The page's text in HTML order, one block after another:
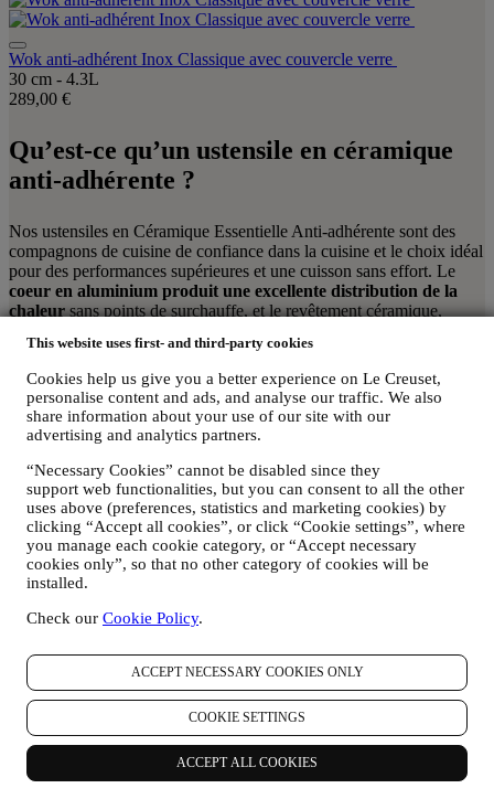
This website uses first- and third-party cookies
Cookies help us give you a better experience on Le Creuset,
personalise content and ads, and analyse our traffic. We also
share information about your use of our site with our
advertising and analytics partners.
“Necessary Cookies” cannot be disabled since they
support web functionalities, but you can consent to all the other
uses above (preferences, statistics and marketing cookies) by
clicking “Accept all cookies”, or click “Cookie settings”, where
you manage each cookie category, or “Accept necessary
cookies only”, so that no other category of cookies will be
installed.
Check our Cookie Policy.
ACCEPT NECESSARY COOKIES ONLY
COOKIE SETTINGS
ACCEPT ALL COOKIES
Wok anti-adhérent Inox Classique avec couvercle verre
30 cm - 4.3L
289,00 €
Qu’est-ce qu’un ustensile en céramique
anti-adhérente ?
Nos ustensiles en Céramique Essentielle Anti-adhérente sont des
compagnons de cuisine de confiance dans la cuisine et le choix idéal
pour des performances supérieures et une cuisson sans effort. Le
coeur en aluminium produit une excellente distribution de la
chaleursans points de surchauffe, et le revêtement céramique,
nettoie facilement.
Comment utiliser les ustensiles en Céramique
Les ustensiles de cuisson en céramique anti-adhérente sont parfaits
pour n’importe quelle cuisine. Grâce à leur revêtement intégral en
céramique fabriquée sans PFAS, ils sont particulièrement populaires
pour les adeptes d’une approche holistique de la cuisine. Le
revêtement céramique offre des
performances anti-adhérentes
idéal pour les aliments délicats comme les poissons et les œufs. Il est
grasses. N’hésitez pas non plus à réaliser des sauces à base de
tomates : les casseroles et les poêles de cette gamme sont très
résistantes aux taches et conservent leur apparence. Cette gamme
polyvalente est compatible avec toutes les tables de cuisson, y
compris l'induction , et peut être utilisée au four jusqu'à 280 °C (220
°C avec couvercle en verre), ce qui vous permet de réaliser toutes
sortes de recettes. Pour en savoir plus sur cette gamme, consultez